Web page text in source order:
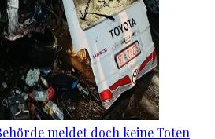
meldet doch keine Toten